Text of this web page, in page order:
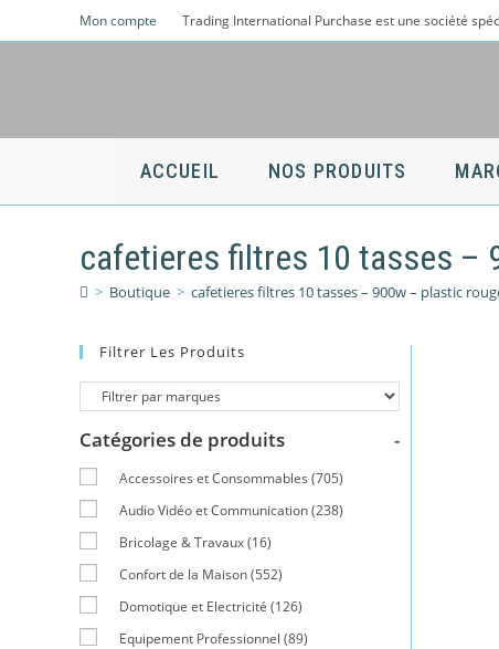
to
Mon compte Trading International Purchase est une société
ACCUEIL NOS PRODUITS
cafetieres filtres 10 tasses –
> Boutique > cafetieres filtres 10 tasses – 900w – plastic
Filtrer Les Produits
Catégories de produits -
Accessoires et Consommables (705)
Audio Vidéo et Communication(238)
Bricolage & Travaux(16)
Confort de la Maison(552)
Domotique et Electricité (126)
Equipement Professionnel (89)